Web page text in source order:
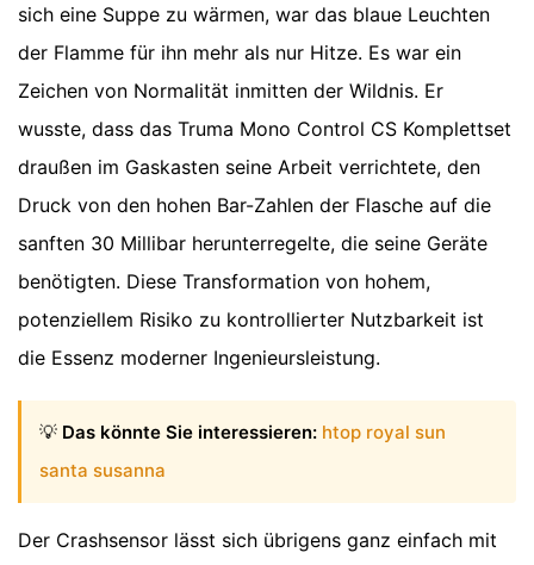
sich eine Suppe zu wärmen, war das blaue Leuchten
der Flamme für ihn mehr als nur Hitze. Es war ein
Zeichen von Normalität inmitten der Wildnis. Er
wusste, dass das Truma Mono Control CS Komplettset
draußen im Gaskasten seine Arbeit verrichtete, den
Druck von den hohen Bar-Zahlen der Flasche auf die
sanften 30 Millibar herunterregelte, die seine Geräte
benötigten. Diese Transformation von hohem,
potenziellem Risiko zu kontrollierter Nutzbarkeit ist
die Essenz moderner Ingenieursleistung.
💡 Das könnte Sie interessieren: htop royal sun
santa susanna
Der Crashsensor lässt sich übrigens ganz einfach mit